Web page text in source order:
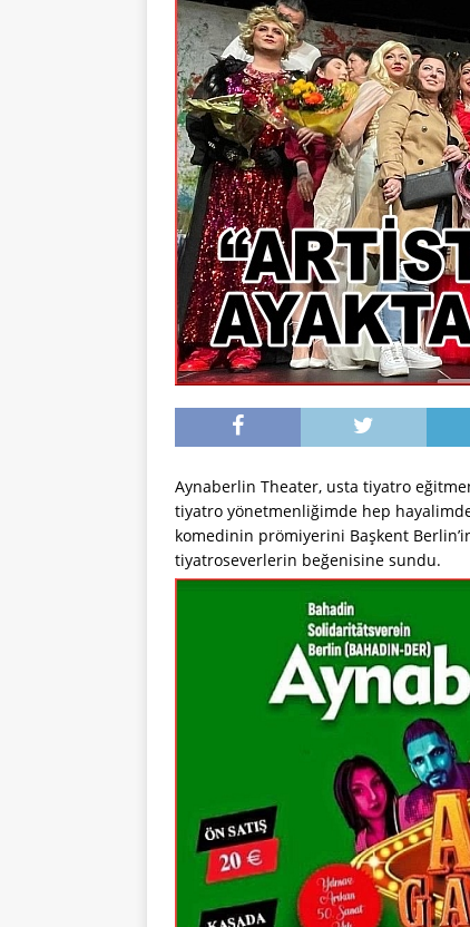
Aynaberlin Theater, usta tiyatro
tiyatro yönetmenliğimde hep
komedinin prömiyerini Başkent
tiyatroseverlerin beğenisine sundu.